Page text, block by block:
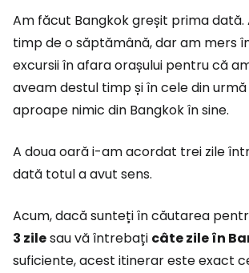
Am făcut Bangkok greșit prima
timp de o săptămână, dar am mers
excursii în afara orașului pentru că
aveam destul timp și în cele din
aproape nimic din Bangkok în sine.
A doua oară i-am acordat trei zile
dată totul a avut sens.
Acum, dacă sunteți în căutarea
3 zilesau vă întrebați câte zile în
suficiente, acest itinerar este exact